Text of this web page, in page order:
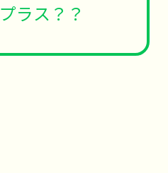
ラス？？